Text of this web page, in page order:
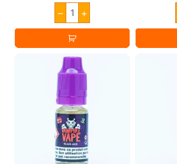
–
Twelve
Monkeys
Ice
Age
Tropika
Iced
E
Liquid
50ml
Menge
+